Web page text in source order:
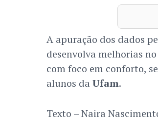
A apuração dos dados
desenvolva melhorias
com foco em conforto,
alunos da Ufam.
Texto – Naira